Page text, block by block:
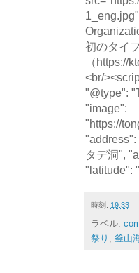
初のタイ
（https://
<br/
"@type":
"image":
"https://
"address":
タデ洞",
"latitude":
時刻: 19:33
ラベル:
祭り , 釜山